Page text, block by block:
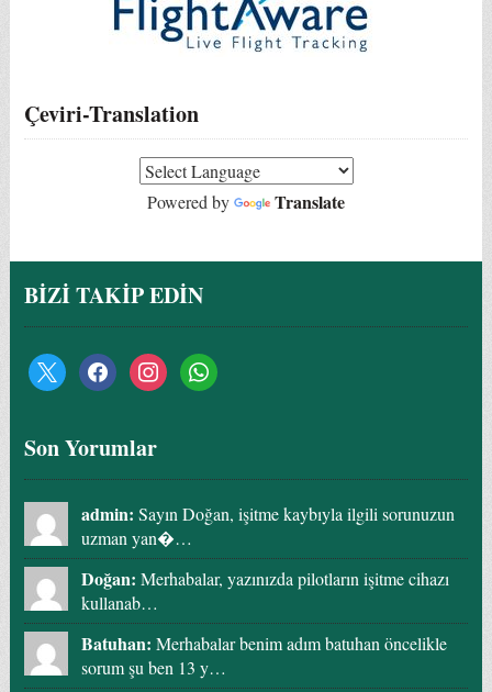
Çeviri-Translation
Powered by Translate
BİZİ TAKİP EDİN
Son Yorumlar
admin: Sayın Doğan, işitme kaybıyla ilgili sorunuzun
uzman yan�…
Doğan: Merhabalar, yazınızda pilotların işitme cihazı
kullanab…
Batuhan: Merhabalar benim adım batuhan öncelikle
sorum şu ben 13 y…